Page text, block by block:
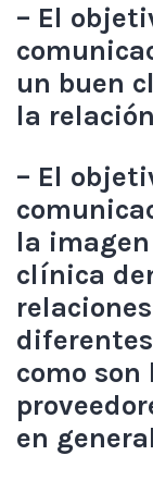
– El
un buen
la
– El
la
clínica
como
en